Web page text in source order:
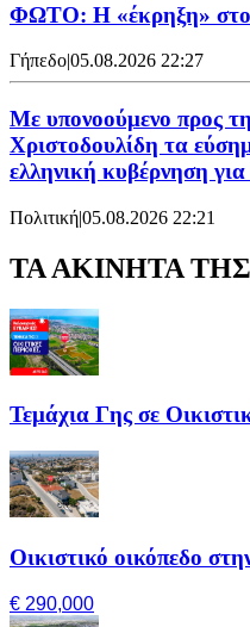
ΦΩΤΟ: Η «έκρηξη» στο
Γήπεδο|05.08.2026 22:27
Με υπονοούμενο προς
Χριστοδουλίδη τα
ελληνική κυβέρνηση
Πολιτική|05.08.2026 22:21
ΤΑ ΑΚΙΝΗΤΑ
Τεμάχια Γης σε
Οικιστικό οικόπεδο
€ 290,000